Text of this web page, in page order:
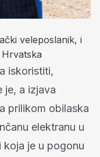
veleposlanik, i
iskoristiti,
je, a izjava
prilikom obilaska
elektranu u
koja je u pogonu